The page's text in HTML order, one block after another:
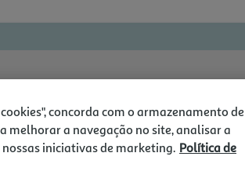
-38%concorda com o armazenamento de
melhorar a navegação no site, analisar a
iniciativas de marketing. Política de